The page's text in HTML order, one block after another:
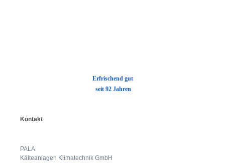
Erfrischend gut
seit 92 Jahren
Kontakt
PALA
Kälteanlagen Klimatechnik GmbH